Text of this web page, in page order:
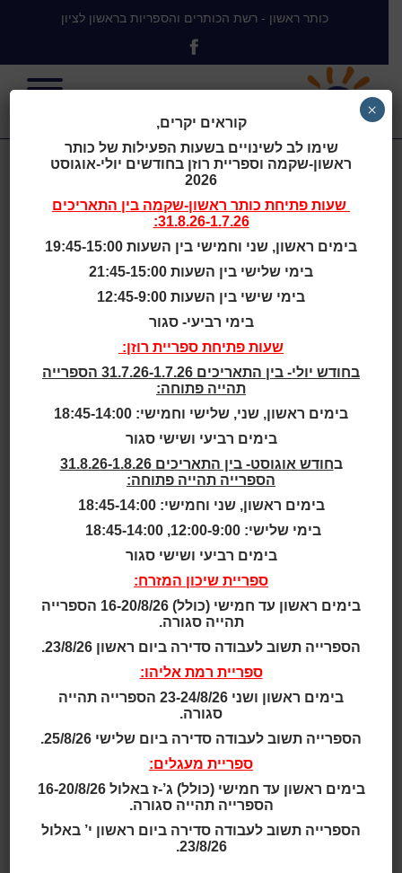
כותר ראשון - רשת הכותרים והספריות בראשון לציון
הולכים לים
גילאי 2 - 4
גילאי 2.5 - 4
גילאי 2 - 5
גילאי 3 - 5
גילאי 3 - 7
גילאי 4 - 7
גילאי 4 - 8
בוקר אחד החליטו החיות ביער ללכת לים. לקחו בתרמיל
שמיכה, שמשיה, מים, מצופים וקרם הגנה. בואו לגלות מה
קרה בים ומי נרדם על החול החם.עם רועי דורון –
תיאטרועי.
קוראים יקרים,
שימו לב לשינויים בשעות הפעילות של כותר
ראשון-שקמה וספריית רוזן בחודשים יולי-אוגוסט
2026
שעות פתיחת כותר ראשון-שקמה בין התאריכים
31.8.26-1.7.26:
בימים ראשון, שני וחמישי בין השעות 19:45-15:00
בימי שלישי בין השעות 21:45-15:00
בימי שישי בין השעות 12:45-9:00
בימי רביעי- סגור
שעות פתיחת ספריית רוזן:
בחודש יולי- בין התאריכים 31.7.26-1.7.26 הספרייה
תהייה פתוחה:
בימים ראשון, שני, שלישי וחמישי: 18:45-14:00
בימים רביעי ושישי סגור
ב
חודש אוגוסט- בין התאריכים 31.8.26-1.8.26
הספרייה תהייה פתוחה:
בימים ראשון, שני וחמישי: 18:45-14:00
בימי שלישי: 12:00-9:00, 18:45-14:00
בימים רביעי ושישי סגור
ספריית שיכון המזרח:
בימים ראשון עד חמישי (כולל) 16-20/8/26 הספרייה
תהייה סגורה.
הספרייה תשוב לעבודה סדירה ביום ראשון 23/8/26.
ספריית רמת אליהו:
בימים ראשון ושני 23-24/8/26 הספרייה תהייה
סגורה.
הספרייה תשוב לעבודה סדירה ביום שלישי 25/8/26.
ספריית מעגלים:
בימים ראשון עד חמישי (כולל) ג’-ז באלול 16-20/8/26
הספרייה תהייה סגורה.
הספרייה תשוב לעבודה סדירה ביום ראשון י’ באלול
23/8/26.
×